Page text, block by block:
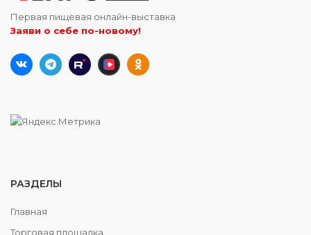
Первая пищевая онлайн-выставка
Заяви о себе по-новому!
РАЗДЕЛЫ
Главная
Торговая площадка